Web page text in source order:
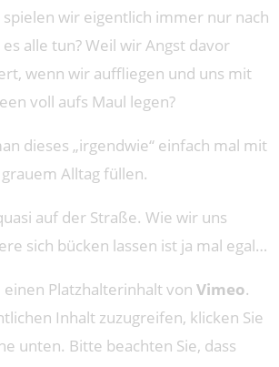
spielen wir eigentlich immer nur nach
alle tun? Weil wir Angst davor
wenn wir auffliegen und uns mit
voll aufs Maul legen?
dieses „irgendwie“ einfach mal mit
Alltag füllen.
auf der Straße. Wie wir uns
sich bücken lassen ist ja mal egal…
einen Platzhalterinhalt von Vimeo.
Inhalt zuzugreifen, klicken Sie
unten. Bitte beachten Sie, dass